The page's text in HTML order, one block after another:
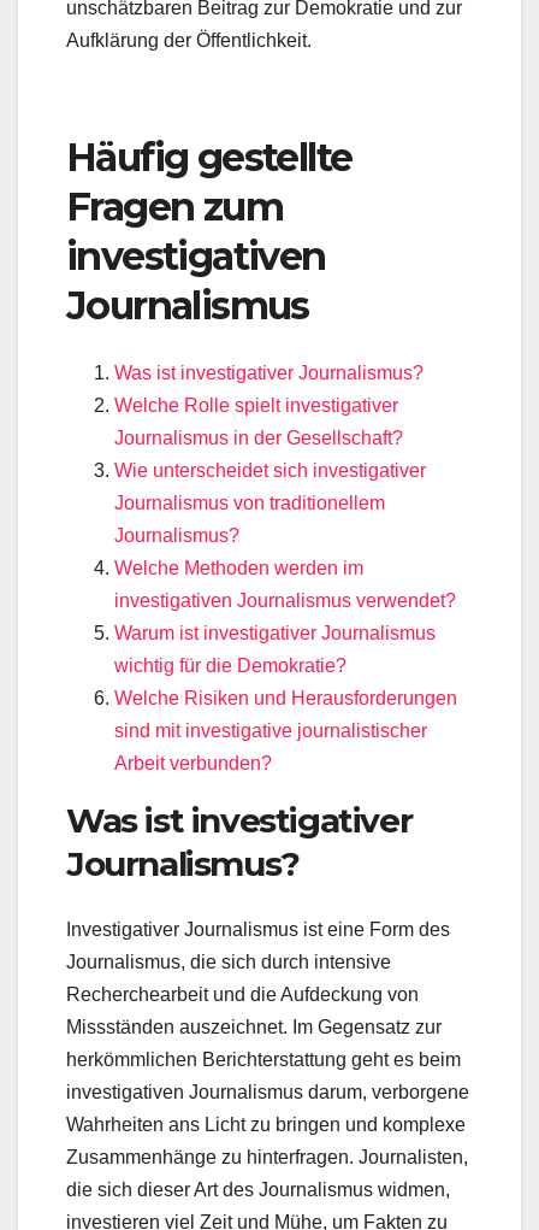
unschätzbaren Beitrag zur Demokratie und zur
Aufklärung der Öffentlichkeit.
Häufig gestellte
Fragen zum
investigativen
Journalismus
Was ist investigativer Journalismus?
Welche Rolle spielt investigativer
Journalismus in der Gesellschaft?
Wie unterscheidet sich investigativer
Journalismus von traditionellem
Journalismus?
Welche Methoden werden im
investigativen Journalismus verwendet?
Warum ist investigativer Journalismus
wichtig für die Demokratie?
Welche Risiken und Herausforderungen
sind mit investigative journalistischer
Arbeit verbunden?
Was ist investigativer
Journalismus?
Investigativer Journalismus ist eine Form des
Journalismus, die sich durch intensive
Recherchearbeit und die Aufdeckung von
Missständen auszeichnet. Im Gegensatz zur
herkömmlichen Berichterstattung geht es beim
investigativen Journalismus darum, verborgene
Wahrheiten ans Licht zu bringen und komplexe
Zusammenhänge zu hinterfragen. Journalisten,
die sich dieser Art des Journalismus widmen,
investieren viel Zeit und Mühe, um Fakten zu